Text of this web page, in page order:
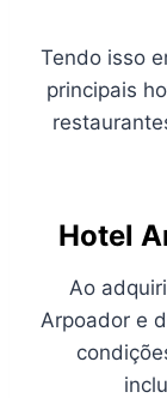
Tendo isso
principais
Hotel
Ao
Arpoador e